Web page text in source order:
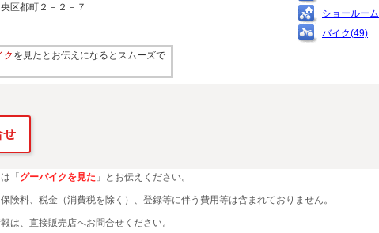
区都町２－２－７
ク を見たとお伝えになるとスムーズで
ショールーム
バイク(49)
せ
「グーバイクを見た 」とお伝えください。
険料、税金（消費税を除く）、登録等に伴う費用等は含まれておりません。
は、直接販売店へお問合せください。